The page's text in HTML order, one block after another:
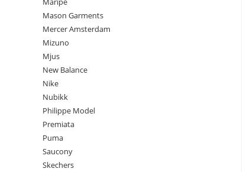
Mason Garments
Mercer Amsterdam
Mizuno
Mjus
New Balance
Nike
Nubikk
Philippe Model
Premiata
Puma
Saucony
Skechers